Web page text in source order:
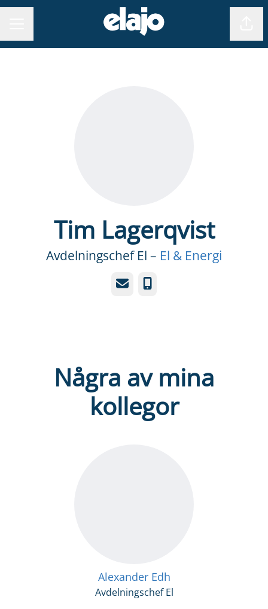
Tim Lagerqvist
Avdelningschef El – El & Energi
E-post Telefon
Några av mina
kollegor
Alexander Edh
Avdelningschef El